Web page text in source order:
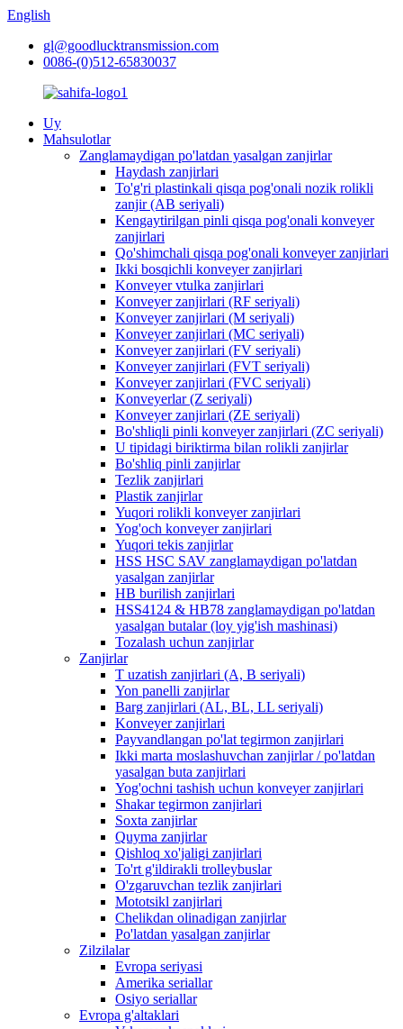
English
gl@goodlucktransmission.com
0086-(0)512-65830037
Uy
Mahsulotlar
Zanglamaydigan po'latdan yasalgan zanjirlar
Haydash zanjirlari
To'g'ri plastinkali qisqa pog'onali nozik rolikli
zanjir (AB seriyali)
Kengaytirilgan pinli qisqa pog'onali konveyer
zanjirlari
Qo'shimchali qisqa pog'onali konveyer zanjirlari
Ikki bosqichli konveyer zanjirlari
Konveyer vtulka zanjirlari
Konveyer zanjirlari (RF seriyali)
Konveyer zanjirlari (M seriyali)
Konveyer zanjirlari (MC seriyali)
Konveyer zanjirlari (FV seriyali)
Konveyer zanjirlari (FVT seriyali)
Konveyer zanjirlari (FVC seriyali)
Konveyerlar (Z seriyali)
Konveyer zanjirlari (ZE seriyali)
Bo'shliqli pinli konveyer zanjirlari (ZC seriyali)
U tipidagi biriktirma bilan rolikli zanjirlar
Bo'shliq pinli zanjirlar
Tezlik zanjirlari
Plastik zanjirlar
Yuqori rolikli konveyer zanjirlari
Yog'och konveyer zanjirlari
Yuqori tekis zanjirlar
HSS HSC SAV zanglamaydigan po'latdan
yasalgan zanjirlar
HB burilish zanjirlari
HSS4124 & HB78 zanglamaydigan po'latdan
yasalgan butalar (loy yig'ish mashinasi)
Tozalash uchun zanjirlar
Zanjirlar
T uzatish zanjirlari (A, B seriyali)
Yon panelli zanjirlar
Barg zanjirlari (AL, BL, LL seriyali)
Konveyer zanjirlari
Payvandlangan po'lat tegirmon zanjirlari
Ikki marta moslashuvchan zanjirlar / po'latdan
yasalgan buta zanjirlari
Yog'ochni tashish uchun konveyer zanjirlari
Shakar tegirmon zanjirlari
Soxta zanjirlar
Quyma zanjirlar
Qishloq xo'jaligi zanjirlari
To'rt g'ildirakli trolleybuslar
O'zgaruvchan tezlik zanjirlari
Mototsikl zanjirlari
Chelikdan olinadigan zanjirlar
Po'latdan yasalgan zanjirlar
Zilzilalar
Evropa seriyasi
Amerika seriallar
Osiyo seriallar
Evropa g'altaklari